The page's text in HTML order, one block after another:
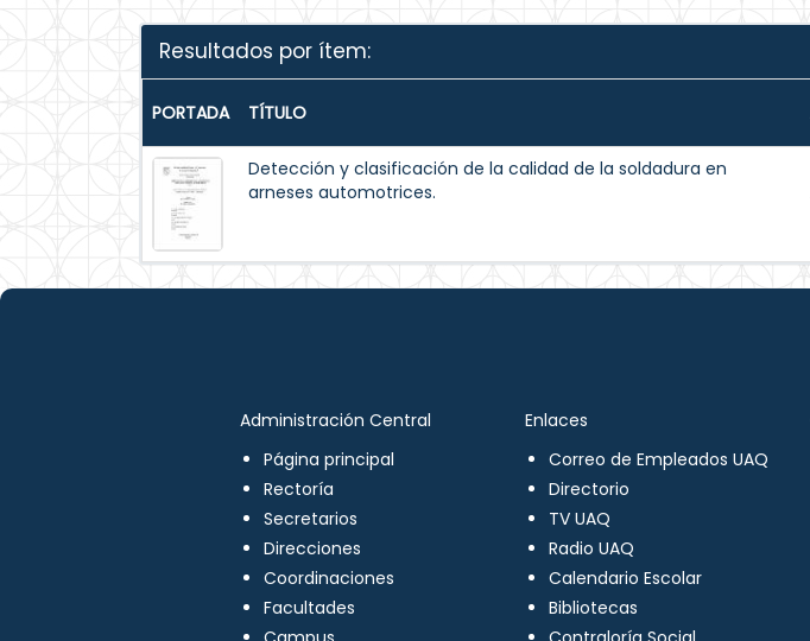
Resultados por ítem:
PORTADA TÍTULO
Detección y clasificación de la calidad de la soldadura en
arneses automotrices.
Administración Central
Página principal
Rectoría
Secretarios
Direcciones
Coordinaciones
Facultades
Enlaces
Correo de Empleados UAQ
Directorio
TV UAQ
Radio UAQ
Calendario Escolar
Bibliotecas